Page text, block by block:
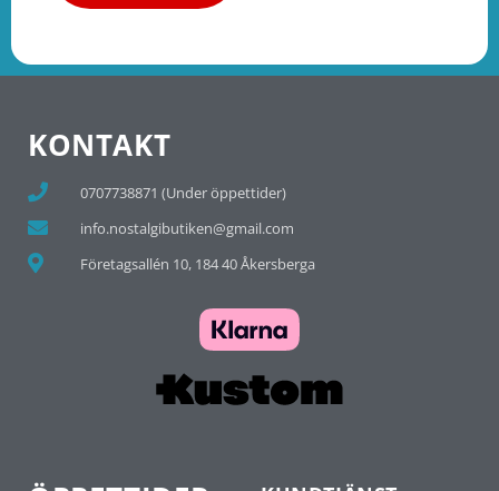
KONTAKT
0707738871 (Under öppettider)
info.nostalgibutiken@gmail.com
Företagsallén 10, 184 40 Åkersberga